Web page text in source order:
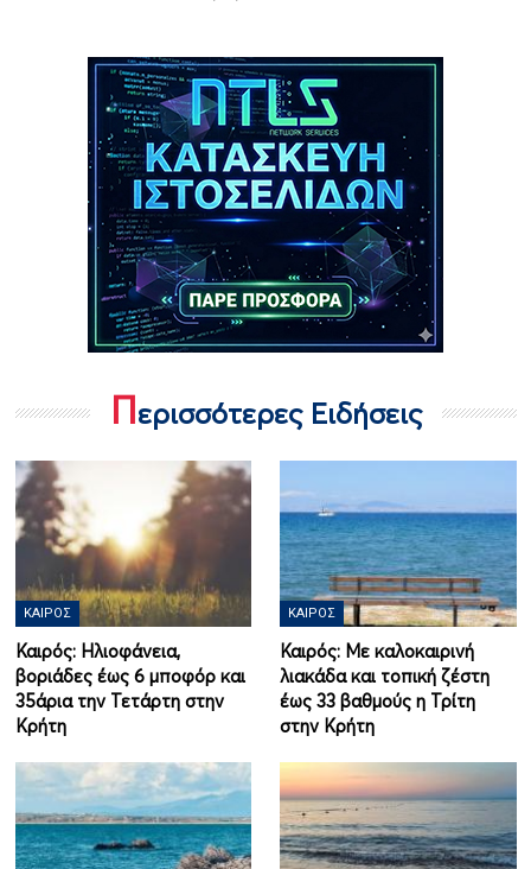
Περισσότερες Ειδήσεις
ΚΑΙΡΌΣ
Καιρός: Ηλιοφάνεια,
βοριάδες έως 6 μποφόρ και
35άρια την Τετάρτη στην
Κρήτη
ΚΑΙΡΌΣ
Καιρός: Με καλοκαιρινή
λιακάδα και τοπική ζέστη
έως 33 βαθμούς η Τρίτη
στην Κρήτη